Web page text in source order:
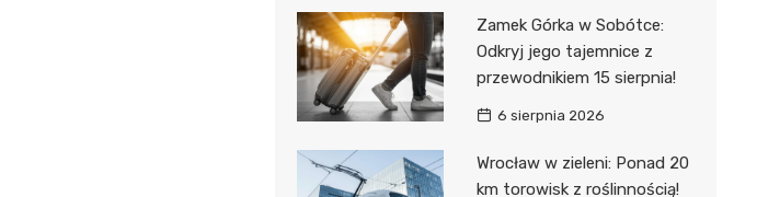
Zamek Górka w Sobótce:
Odkryj jego tajemnice z
przewodnikiem 15 sierpnia!
6 sierpnia 2026
Wrocław w zieleni: Ponad 20
km torowisk z roślinnością!